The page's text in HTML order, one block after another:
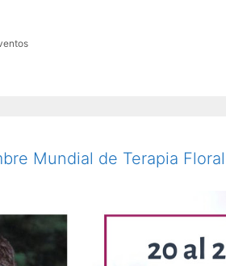
Mundial de Terapia Floral